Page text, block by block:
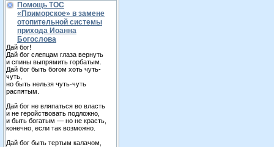
Помощь ТОС
«Приморское» в замене
отопительной системы
прихода Иоанна
Богослова
Дай бог!
Дай бог слепцам глаза вернуть
и спины выпрямить горбатым.
Дай бог быть богом хоть чуть-
чуть,
но быть нельзя чуть-чуть
распятым.
Дай бог не вляпаться во власть
и не геройствовать подложно,
и быть богатым — но не красть,
конечно, если так возможно.
Дай бог быть тертым калачом,